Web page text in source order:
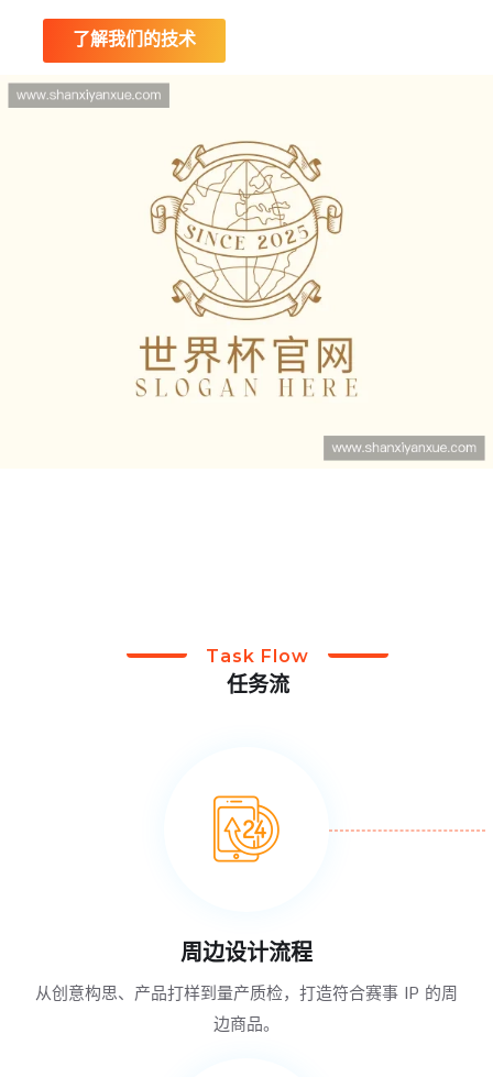
了解我们的技术
Task Flow
任务流
周边设计流程
从创意构思、产品打样到量产质检，打造符合赛事 IP 的周
边商品。